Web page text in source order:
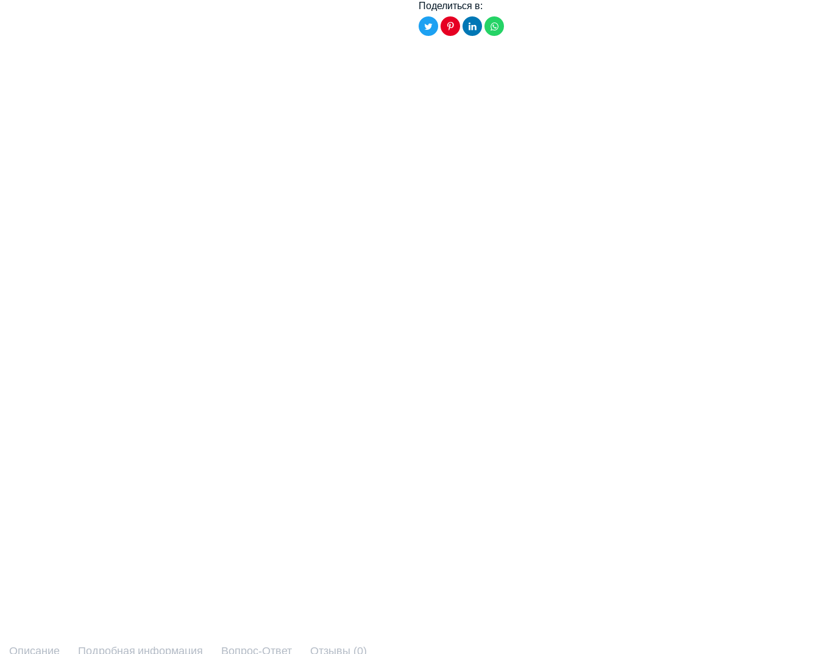
Поделиться в:
Описание Подробная информация Вопрос-Ответ Отзывы (0)